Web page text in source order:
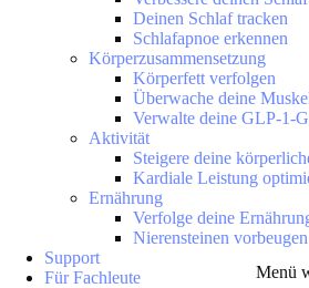
Menü
Deinen Schlaf tracken
Schlafapnoe erkennen
Körperzusammensetzung
Körperfett verfolgen
Überwache deine
Verwalte deine GLP-1-
Aktivität
Steigere deine
Kardiale Leistung
Ernährung
Verfolge deine
Nierensteinen vorbeugen
Support
Für Fachleute